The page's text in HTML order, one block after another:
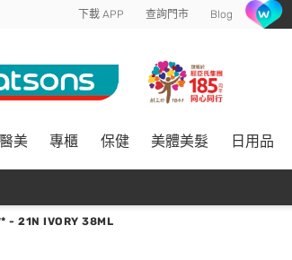
下載 APP 查詢門市 Blog
醫美 專櫃 保健 美體美髮 日用品
- 21N IVORY 38ML